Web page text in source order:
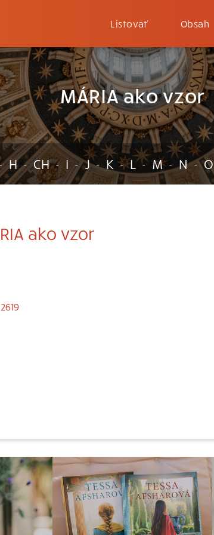
Listovať Obsah
MÁRIA ako vzor
H - CH - I - J - K - L - M - N - O
ako vzor
2619